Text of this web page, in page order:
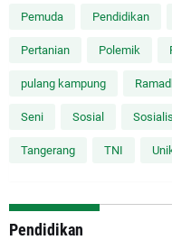
Pemuda Pendidikan
Pertanian Polemik
pulang kampung
Seni Sosial
Tangerang TNI
Pendidikan